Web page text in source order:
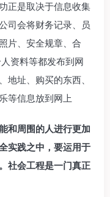
正是取决于信息收集
司会将财务记录、员
片、安全规章、合
资料等都发布到网
地址、购买的东西、
等信息放到网上
和周围的人进行更加
实践之中，要运用于
社会工程是一门真正